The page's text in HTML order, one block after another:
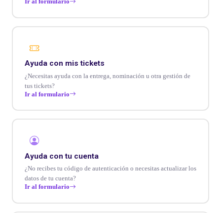
Ir al formulario
Ayuda con mis tickets
¿Necesitas ayuda con la entrega, nominación u otra gestión de
tus tickets?
Ir al formulario
Ayuda con tu cuenta
¿No recibes tu código de autenticación o necesitas actualizar los
datos de tu cuenta?
Ir al formulario